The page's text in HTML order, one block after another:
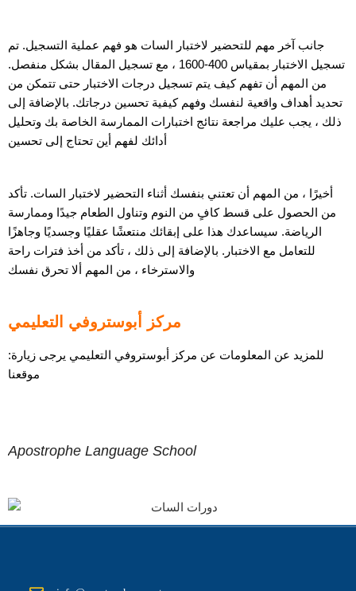
جانب آخر مهم للتحضير لاختبار السات هو فهم عملية التسجيل. تم
تسجيل الاختبار بمقياس 400-1600 ، مع تسجيل المقال بشكل منفصل.
من المهم أن تفهم كيف يتم تسجيل درجات الاختبار حتى تتمكن من
تحديد أهداف واقعية لنفسك وفهم كيفية تحسين درجاتك. بالإضافة إلى
ذلك ، يجب عليك مراجعة نتائج اختبارات الممارسة الخاصة بك وتحليل
أدائك لفهم أين تحتاج إلى تحسين
أخيرًا ، من المهم أن تعتني بنفسك أثناء التحضير لاختبار السات. تأكد
من الحصول على قسط كافٍ من النوم وتناول الطعام جيدًا وممارسة
الرياضة. سيساعدك هذا على إبقائك منتعشًا عقليًا وجسديًا وجاهزًا
للتعامل مع الاختبار. بالإضافة إلى ذلك ، تأكد من أخذ فترات راحة
والاسترخاء ، من المهم ألا تحرق نفسك
مركز أبوستروفي التعليمي
:للمزيد عن المعلومات عن مركز أبوستروفي التعليمي يرجى زيارة
موقعنا
Apostrophe Language School